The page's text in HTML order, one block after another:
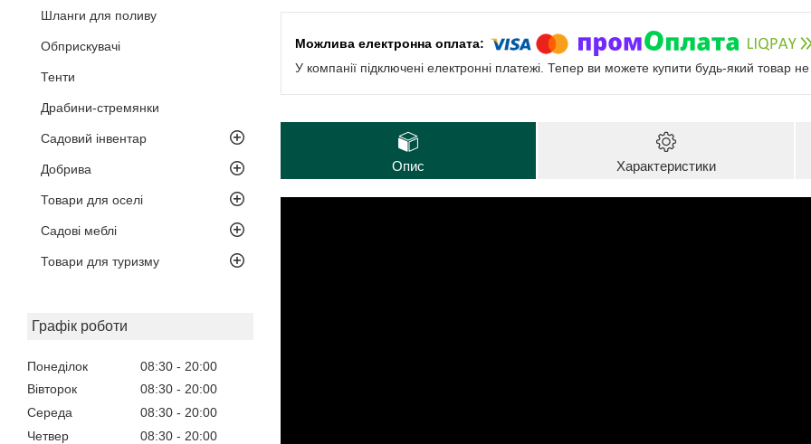
Шланги для поливу
Обприскувачі
Тенти
Драбини-стремянки
Садовий інвентар
Добрива
Товари для оселі
Садові меблі
Товари для туризму
Графік роботи
Понеділок 08:30
20:00
Вівторок
08:30
20:00
Середа
08:30
20:00
Четвер
08:30
20:00
У компанії підключені електронні платежі. Тепер ви можете купити будь-який товар
Опис Характеристики